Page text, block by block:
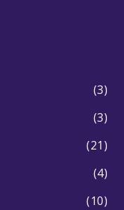
(3)
(3)
(21)
(4)
(10)